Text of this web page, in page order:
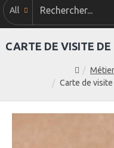
All
Carte de
CARTE DE VISITE